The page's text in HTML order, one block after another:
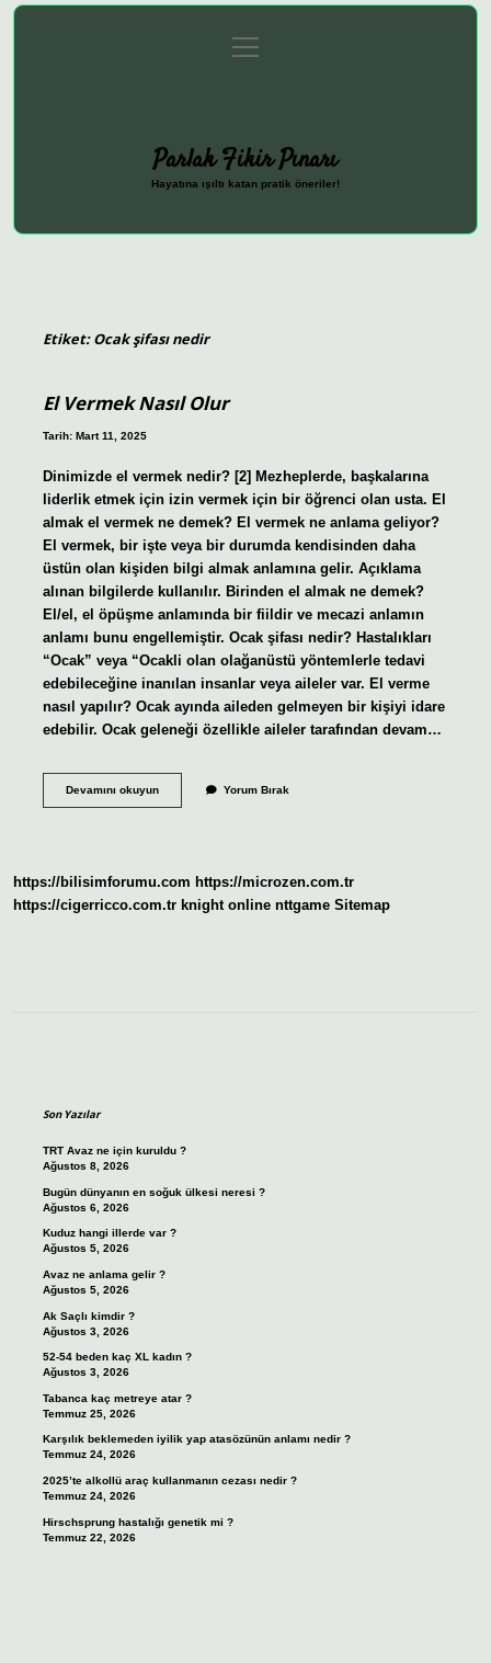
Gizlilik Politikası
menüyü
aç
Parlak Fikir Pınarı
Hayatına ışıltı katan pratik öneriler!
Etiket:Ocak şifası nedir
El Vermek Nasıl Olur
Tarih: Mart 11, 2025
Dinimizde el vermek nedir? [2] Mezheplerde, başkalarına
liderlik etmek için izin vermek için bir öğrenci olan usta. El
almak el vermek ne demek? El vermek ne anlama geliyor?
El vermek, bir işte veya bir durumda kendisinden daha
üstün olan kişiden bilgi almak anlamına gelir. Açıklama
alınan bilgilerde kullanılır. Birinden el almak ne demek?
El/el, el öpüşme anlamında bir fiildir ve mecazi anlamın
anlamı bunu engellemiştir. Ocak şifası nedir? Hastalıkları
“Ocak” veya “Ocakli olan olağanüstü yöntemlerle tedavi
edebileceğine inanılan insanlar veya aileler var. El verme
nasıl yapılır? Ocak ayında aileden gelmeyen bir kişiyi idare
edebilir. Ocak geleneği özellikle aileler tarafından devam…
Devamını okuyunEl
Yorum Bırak
https://bilisimforumu.com https://microzen.com.tr
https://cigerricco.com.tr knight online nttgame Sitemap
Son Yazılar
TRT Avaz ne için kuruldu ?
Ağustos 8, 2026
Bugün dünyanın en soğuk ülkesi neresi ?
Ağustos 6, 2026
Kuduz hangi illerde var ?
Ağustos 5, 2026
Avaz ne anlama gelir ?
Ağustos 5, 2026
Ak Saçlı kimdir ?
Ağustos 3, 2026
52-54 beden kaç XL kadın ?
Ağustos 3, 2026
Tabanca kaç metreye atar ?
Temmuz 25, 2026
Karşılık beklemeden iyilik yap atasözünün anlamı nedir ?
Temmuz 24, 2026
2025’te alkollü araç kullanmanın cezası nedir ?
Temmuz 24, 2026
Hirschsprung hastalığı genetik mi ?
Temmuz 22, 2026